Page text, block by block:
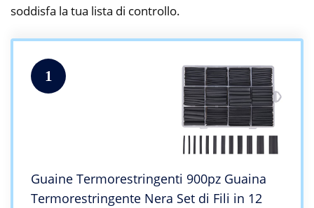
soddisfa la tua lista di controllo.
1
Guaine Termorestringenti 900pz Guaina
Termorestringente Nera Set di Fili in 12